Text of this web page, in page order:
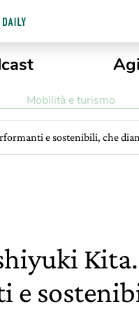
Mobilità e turismo
e sostenibili, che